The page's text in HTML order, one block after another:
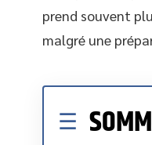
prend souvent
malgré une